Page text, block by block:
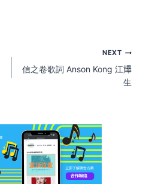
NEXT
信之卷歌詞 Anson Kong 江𤒹
生